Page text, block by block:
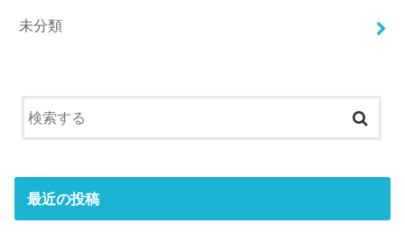
未分類
最近の投稿